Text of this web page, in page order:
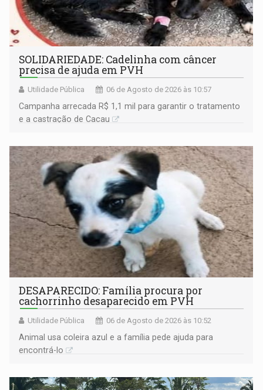
SOLIDARIEDADE: Cadelinha com câncer
precisa de ajuda em PVH
Utilidade Pública 06 de Agosto de 2026 às 10:57
Campanha arrecada R$ 1,1 mil para garantir o tratamento
e a castração de Cacau
DESAPARECIDO: Família procura por
cachorrinho desaparecido em PVH
Utilidade Pública 06 de Agosto de 2026 às 10:52
Animal usa coleira azul e a família pede ajuda para
encontrá-lo